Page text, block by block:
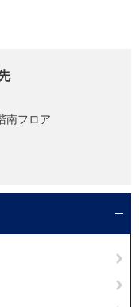
南フロア